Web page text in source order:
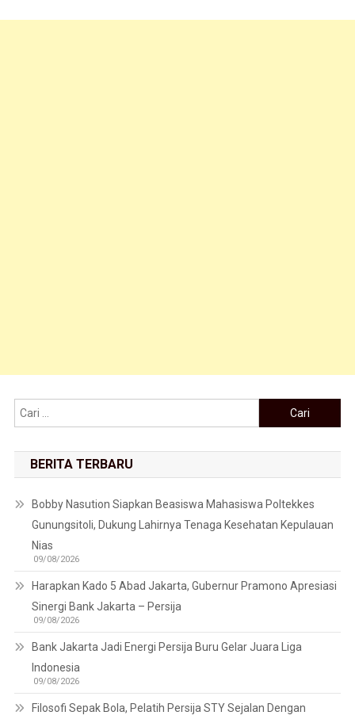
Cari untuk:
BERITA TERBARU
Bobby Nasution Siapkan Beasiswa Mahasiswa Poltekkes
Gunungsitoli, Dukung Lahirnya Tenaga Kesehatan Kepulauan
Nias
09/08/2026
Harapkan Kado 5 Abad Jakarta, Gubernur Pramono Apresiasi
Sinergi Bank Jakarta – Persija
09/08/2026
Bank Jakarta Jadi Energi Persija Buru Gelar Juara Liga
Indonesia
09/08/2026
Filosofi Sepak Bola, Pelatih Persija STY Sejalan Dengan